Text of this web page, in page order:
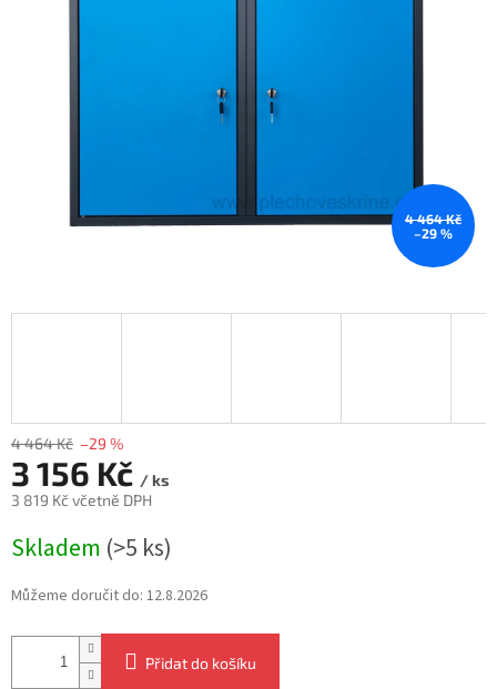
4 464 Kč
–29 %
4 464 Kč –29 %
3 156 Kč / ks
3 819 Kč včetně DPH
cena:
Skladem (>5 ks)
Můžeme doručit do: 12.8.2026
Přidat do košíku